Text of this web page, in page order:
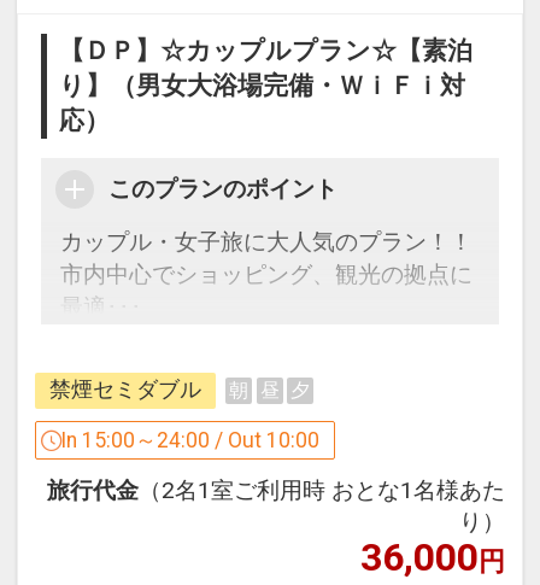
応､ユニットバス､シャワートイレ、個別
空調､デュベ（羽毛布団）、明るいシー
リングライト､電気ポット､歯ブラシ、髭
オル、ハンドタオル、浴衣、シャンプ
フェイスソープ、ドライヤー、お茶セッ
ト、多機能携帯充電器
ンイレブン徒歩約3分・ファミリーマー
ト徒歩約3分
【近隣情報】
世界遺産原爆ドーム 徒歩約10分
【ＤＰ】☆カップルプラン☆【素泊
り】（男女大浴場完備・ＷｉＦｉ対
応）
このプランのポイント
カップル・女子旅に大人気のプラン！！
市内中心でショッピング、観光の拠点に
最適･･･
の女子旅にもご利用頂けます。
【男女大浴場】人工温泉「準天然」光明
１：００ 午前６：００～９：００
【ネット環境】全室でWi-Fiがご利用頂け
禁煙セミダブル 朝 昼 夕
In 15:00～24:00 / Out 10:00
旅行代金 （2名1室ご利用時 おとな1名様あた
り）
36,000円